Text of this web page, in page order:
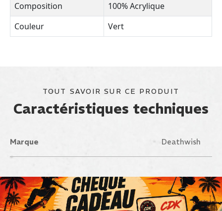
Composition
100% Acrylique
Couleur
Vert
TOUT SAVOIR SUR CE PRODUIT
Caractéristiques techniques
Marque Deathwish